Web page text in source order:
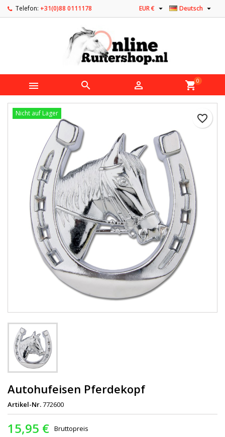
Telefon: +31(0)88 0111178 Deutsch 
EUR € 
   shopping_cart0
favorite_border
Nicht auf Lager
Autohufeisen Pferdekopf
Artikel-Nr.772600
15,95 € Bruttopreis